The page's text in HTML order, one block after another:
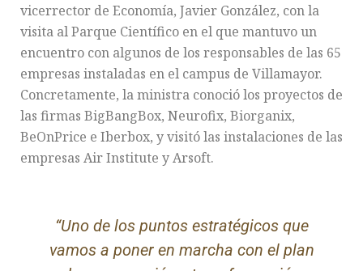
vicerrector de Economía, Javier González, con la
visita al Parque Científico en el que mantuvo un
encuentro con algunos de los responsables de las 65
empresas instaladas en el campus de Villamayor.
Concretamente, la ministra conoció los proyectos de
las firmas BigBangBox, Neurofix, Biorganix,
BeOnPrice e Iberbox, y visitó las instalaciones de las
empresas Air Institute y Arsoft.
“Uno de los puntos estratégicos que
vamos a poner en marcha con el plan